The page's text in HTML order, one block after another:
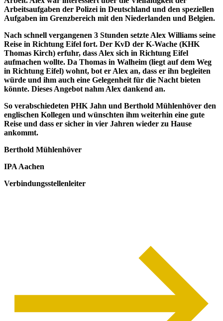
Arbeitsaufgaben der Polizei in Deutschland und den speziellen
Aufgaben im Grenzbereich mit den Niederlanden und Belgien.
Nach schnell vergangenen 3 Stunden setzte Alex Williams seine
Reise in Richtung Eifel fort. Der KvD der K-Wache (KHK
Thomas Kirch) erfuhr, dass Alex sich in Richtung Eifel
aufmachen wollte. Da Thomas in Walheim (liegt auf dem Weg
in Richtung Eifel) wohnt, bot er Alex an, dass er ihn begleiten
würde und ihm auch eine Gelegenheit für die Nacht bieten
könnte. Dieses Angebot nahm Alex dankend an.
So verabschiedeten PHK Jahn und Berthold Mühlenhöver den
englischen Kollegen und wünschten ihm weiterhin eine gute
Reise und dass er sicher in vier Jahren wieder zu Hause
ankommt.
Berthold Mühlenhöver
IPA Aachen
Verbindungsstellenleiter